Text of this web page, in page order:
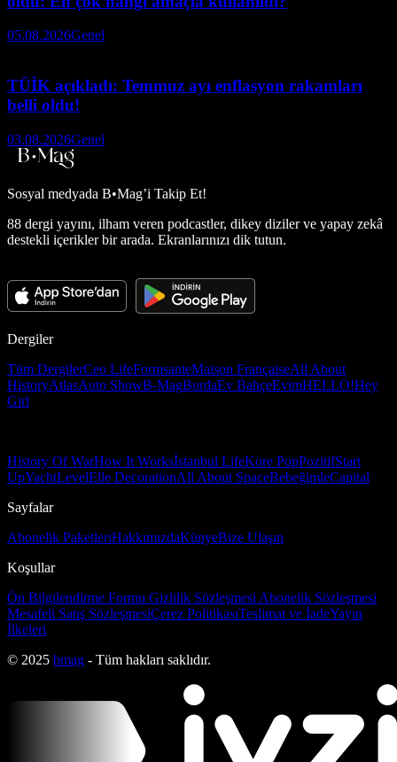
05.08.2026Genel
TÜİK açıkladı: Temmuz ayı enflasyon rakamları
belli oldu!
03.08.2026Genel
Sosyal medyada B•Mag’i Takip Et!
88 dergi yayını, ilham veren podcastler, dikey diziler ve yapay zekâ
destekli içerikler bir arada. Ekranlarınızı dik tutun.
Dergiler
Tüm DergilerCeo LifeFormsanteMaison FrançaiseAll About
HistoryAtlasAuto ShowB-MagBurdaEv BahçeEvimHELLO!Hey
Girl
History Of WarHow It Worksİstanbul LifeKore PopPozitifStart
UpYachtLevelElle DecorationAll About SpaceBebeğimleCapital
Sayfalar
Abonelik PaketleriHakkımızdaKünyeBize Ulaşın
Koşullar
Ön Bilgilendirme Formu Gizlilik Sözleşmesi Abonelik Sözleşmesi
Mesafeli Satış SözleşmesiÇerez PolitikasıTeslimat ve İadeYayın
İlkeleri
© 2025 bmag - Tüm hakları saklıdır.